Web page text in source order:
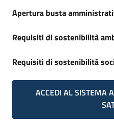
Apertura busta
Requisiti di sostenibilità
Requisiti di sostenibilità
ACCEDI AL SISTEMA